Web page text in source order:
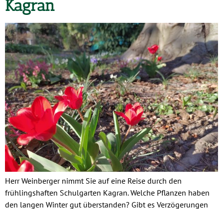
Kagran
Herr Weinberger nimmt Sie auf eine Reise durch den
frühlingshaften Schulgarten Kagran. Welche Pflanzen haben
den langen Winter gut überstanden? Gibt es Verzögerungen